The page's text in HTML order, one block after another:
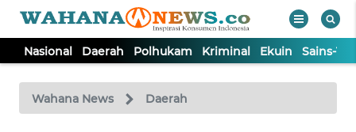
Nasional Daerah Polhukam Kriminal Ekuin Sains-
Wahana News Daerah
TV
Tutup